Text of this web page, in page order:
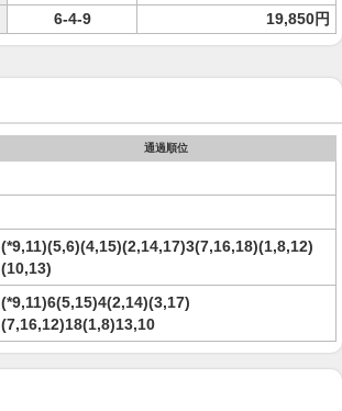
6-4-9 19,850円
通過順位
(*9,11)(5,6)(4,15)(2,14,17)3(7,16,18)(1,8,12)
(10,13)
(*9,11)6(5,15)4(2,14)(3,17)
(7,16,12)18(1,8)13,10